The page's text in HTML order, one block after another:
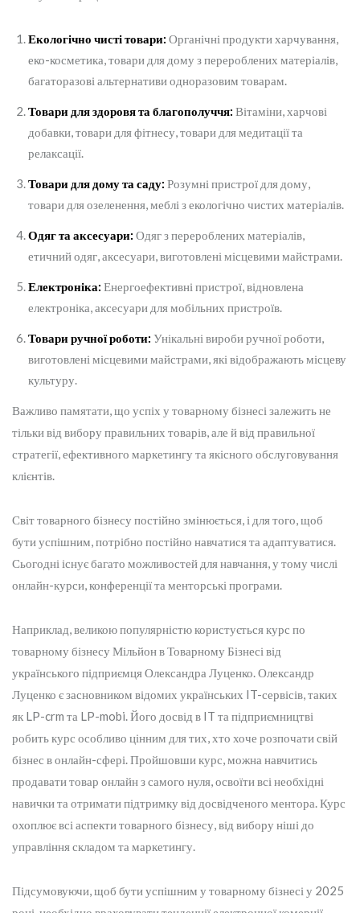
Екологічно чисті товари: Органічні продукти харчування,
еко-косметика, товари для дому з перероблених матеріалів,
багаторазові альтернативи одноразовим товарам.
Товари для здоровя та благополуччя: Вітаміни, харчові
добавки, товари для фітнесу, товари для медитації та
релаксації.
Товари для дому та саду: Розумні пристрої для дому,
товари для озеленення, меблі з екологічно чистих матеріалів.
Одяг та аксесуари: Одяг з перероблених матеріалів,
етичний одяг, аксесуари, виготовлені місцевими майстрами.
Електроніка: Енергоефективні пристрої, відновлена
електроніка, аксесуари для мобільних пристроїв.
Товари ручної роботи: Унікальні вироби ручної роботи,
виготовлені місцевими майстрами, які відображають місцеву
культуру.
Важливо памятати, що успіх у товарному бізнесі залежить не
тільки від вибору правильних товарів, але й від правильної
стратегії, ефективного маркетингу та якісного обслуговування
клієнтів.
Світ товарного бізнесу постійно змінюється, і для того, щоб
бути успішним, потрібно постійно навчатися та адаптуватися.
Сьогодні існує багато можливостей для навчання, у тому числі
онлайн-курси, конференції та менторські програми.
Наприклад, великою популярністю користується курс по
товарному бізнесу Мільйон в Товарному Бізнесі від
українського підприємця Олександра Луценко. Олександр
Луценко є засновником відомих українських IT-сервісів, таких
як LP-crm та LP-mobi. Його досвід в IT та підприємництві
робить курс особливо цінним для тих, хто хоче розпочати свій
бізнес в онлайн-сфері. Пройшовши курс, можна навчитись
продавати товар онлайн з самого нуля, освоїти всі необхідні
навички та отримати підтримку від досвідченого ментора. Курс
охоплює всі аспекти товарного бізнесу, від вибору ніші до
управління складом та маркетингу.
Підсумовуючи, щоб бути успішним у товарному бізнесі у 2025